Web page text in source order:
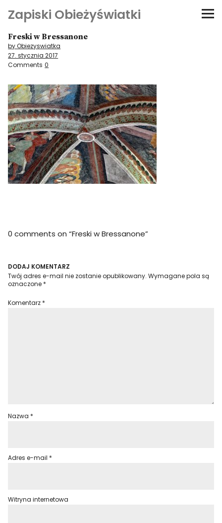
Zapiski Obieżyświatki
Podróże
Kultura i sztuka
Kątem oka
O-fiszki
Niezwyczajne ściany
Dom na kółkach
Freski w Bressanone
by Obiezyswiatka
27. stycznia 2017
Comments 0
0 comments on “Freski w Bressanone”
DODAJ KOMENTARZ
Twój adres e-mail nie zostanie opublikowany. Wymagane pola są
oznaczone *
Komentarz *
Nazwa *
Adres e-mail *
Witryna internetowa